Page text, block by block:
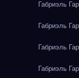
Габриэль
Габриэль
Габриэль
Габриэль